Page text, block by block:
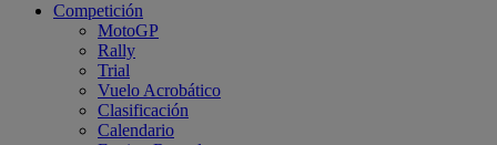
Competición
MotoGP
Rally
Trial
Vuelo Acrobático
Clasificación
Calendario